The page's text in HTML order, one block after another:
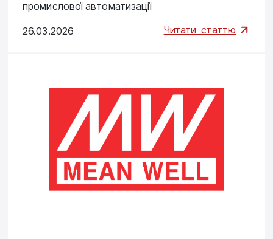
промислової автоматизації
26.03.2026 Читати статтю